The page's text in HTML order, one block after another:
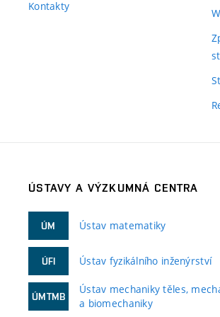
Kontakty
ÚSTAVY A VÝZKUMNÁ CENTRA
ÚM Ústav matematiky
ÚFI Ústav fyzikálního inženýrství
ÚMTMB
Ústav mechaniky těles,
a biomechaniky